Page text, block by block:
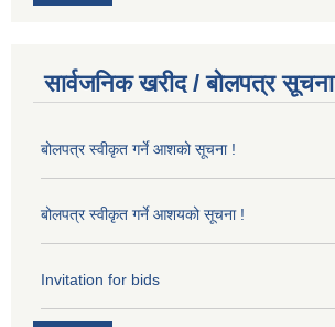
सार्वजनिक खरीद / बोलपत्र सूचना
बोलपत्र स्वीकृत गर्ने आशको सूचना !
बोलपत्र स्वीकृत गर्ने आशयको सूचना !
Invitation for bids